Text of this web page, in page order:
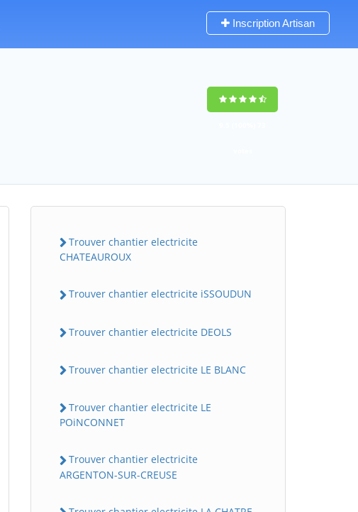
Inscription Artisan
Trouver chantier electricite
CHATEAUROUX
Trouver chantier electricite iSSOUDUN
Trouver chantier electricite DEOLS
Trouver chantier electricite LE BLANC
Trouver chantier electricite LE
POiNCONNET
Trouver chantier electricite
ARGENTON-SUR-CREUSE